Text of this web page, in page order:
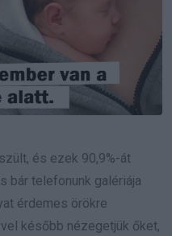
és ezek 90,9%-át
bár telefonunk galériája
érdemes örökre
később nézegetjük őket,